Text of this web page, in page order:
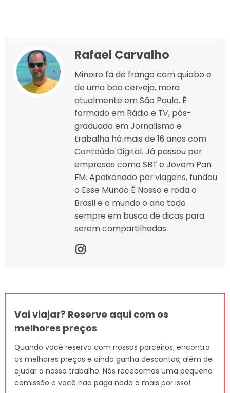
Rafael Carvalho
Mineiro fã de frango com quiabo e
de uma boa cerveja, mora
atualmente em São Paulo. É
formado em Rádio e TV, pós-
graduado em Jornalismo e
trabalha há mais de 16 anos com
Conteúdo Digital. Já passou por
empresas como SBT e Jovem Pan
FM. Apaixonado por viagens, fundou
o Esse Mundo É Nosso e roda o
Brasil e o mundo o ano todo
sempre em busca de dicas para
serem compartilhadas.
Vai viajar? Reserve aqui com os
melhores preços
Quando você reserva com nossos parceiros, encontra
os melhores preços e ainda ganha descontos, além de
ajudar o nosso trabalho. Nós recebemos uma pequena
comissão e você nao paga nada a mais por isso!